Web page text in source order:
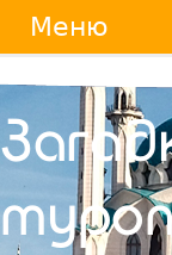
Jump
navigation
Меню